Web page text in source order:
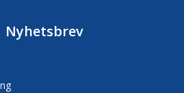
Nyhetsbrev